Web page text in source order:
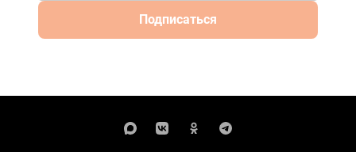
Подписаться